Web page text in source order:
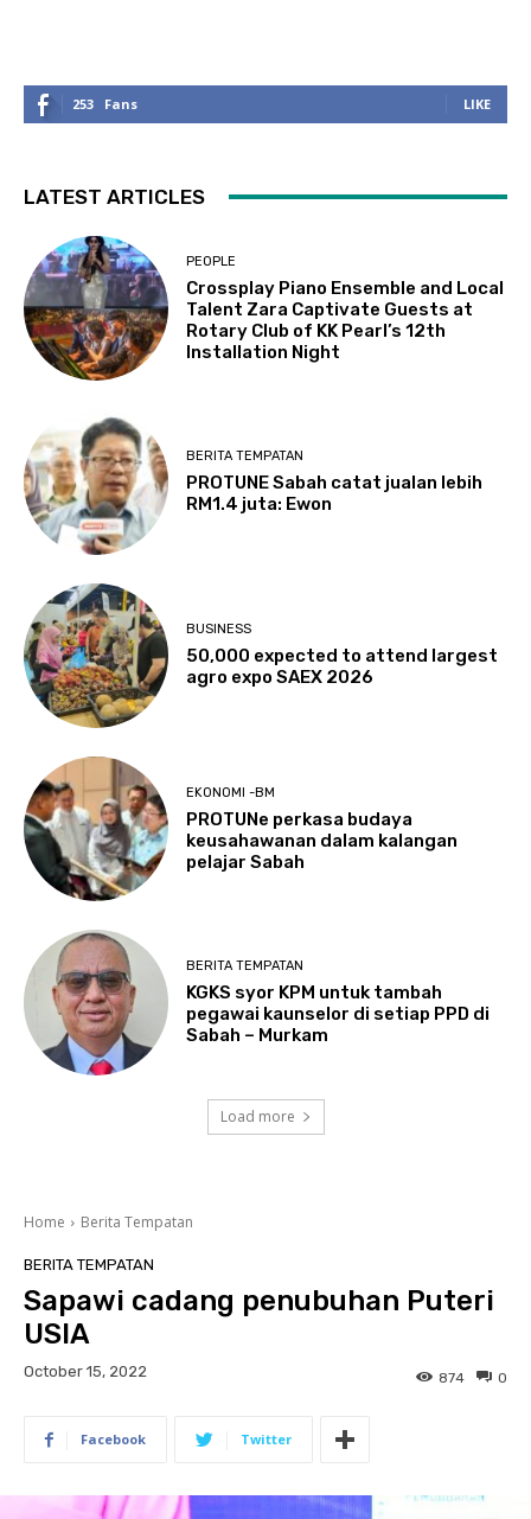
253 Fans LIKE
LATEST ARTICLES
PEOPLE
Crossplay Piano Ensemble and Local
Talent Zara Captivate Guests at
Rotary Club of KK Pearl’s 12th
Installation Night
BERITA TEMPATAN
PROTUNE Sabah catat jualan lebih
RM1.4 juta: Ewon
BUSINESS
50,000 expected to attend largest
agro expo SAEX 2026
EKONOMI -BM
PROTUNe perkasa budaya
keusahawanan dalam kalangan
pelajar Sabah
BERITA TEMPATAN
KGKS syor KPM untuk tambah
pegawai kaunselor di setiap PPD di
Sabah – Murkam
Load more